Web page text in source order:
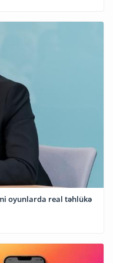
oyunlarda real təhlükə